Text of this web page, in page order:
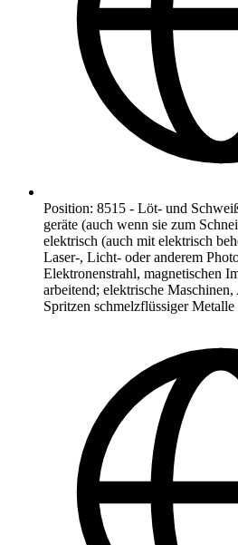
Position: 8515 - Löt- und
geräte (auch wenn sie zum
elektrisch (auch mit elektrisch
Laser-, Licht- oder anderem
Elektronenstrahl, magnetischen
arbeitend; elektrische
Spritzen schmelzflüssiger Metalle